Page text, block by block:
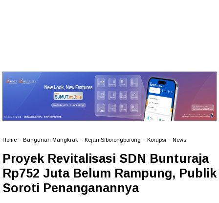
Home Bangunan Mangkrak Kejari Siborongborong Korupsi News
Proyek Revitalisasi SDN Bunturaja
Rp752 Juta Belum Rampung, Publik
Soroti Penanganannya